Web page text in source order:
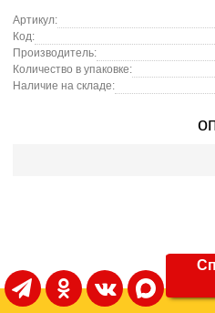
Артикул:
Код:
Производитель:
Количество в упаковке:
Наличие на складе: